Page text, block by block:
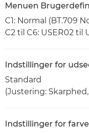
Menuen
C1: Normal (BT.709
C2 til C6: USER02 til
Indstillinger for
Standard
(Justering:
Indstillinger for